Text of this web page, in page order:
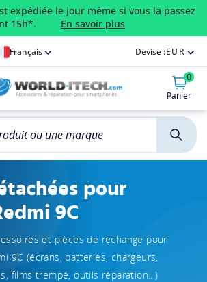
expédiée le jour même si vous la passez
15h*.
En savoir plus
Français Devise :EUR
0
Panier
pour
9C
et pièces de rechange pour
9C (écrans, batteries, chargeurs,
films trempé, outils réparation...)